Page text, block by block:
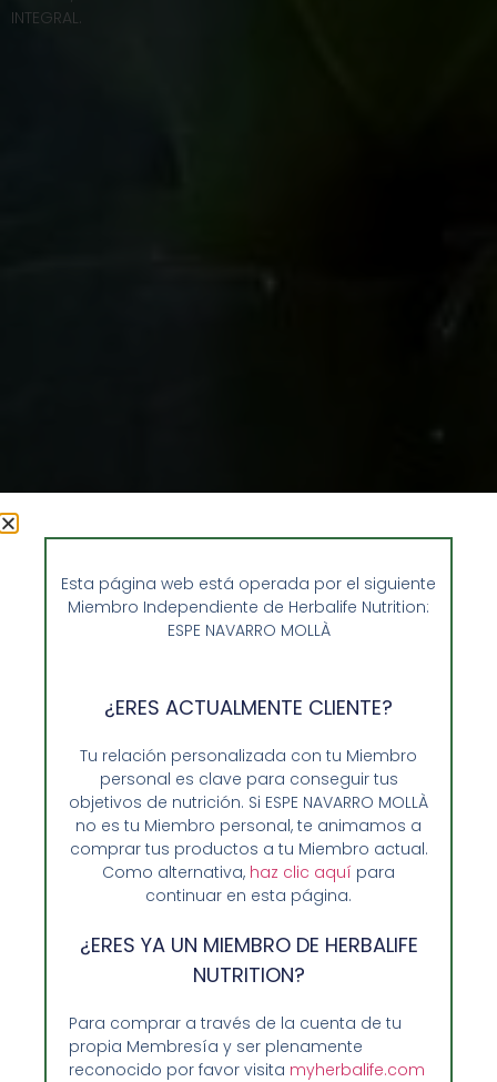
INTEGRAL.
Esta página web está operada por el siguiente
Miembro Independiente de Herbalife Nutrition:
ESPE NAVARRO MOLLÀ
¿ERES ACTUALMENTE CLIENTE?
Tu relación personalizada con tu Miembro
personal es clave para conseguir tus
objetivos de nutrición. Si ESPE NAVARRO MOLLÀ
no es tu Miembro personal, te animamos a
comprar tus productos a tu Miembro actual.
Como alternativa, haz clic aquí para
continuar en esta página.
¿ERES YA UN MIEMBRO DE HERBALIFE
NUTRITION?
Para comprar a través de la cuenta de tu
propia Membresía y ser plenamente
reconocido por favor visita myherbalife.com